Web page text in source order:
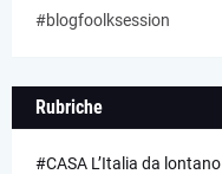
#blogfoolksession
Rubriche
#CASA L’Italia da lontano